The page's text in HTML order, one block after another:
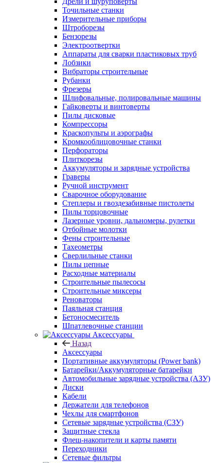
Точильные станки
Измерительные приборы
Штроборезы
Бензорезы
Электроотвертки
Аппараты для сварки пластиковых труб
Лобзики
Вибраторы строительные
Рубанки
Фрезеры
Шлифовальные, полировальные машины
Гайковерты и винтоверты
Пилы дисковые
Компрессоры
Краскопульты и аэрографы
Кромкооблицовочные станки
Перфораторы
Плиткорезы
Аккумуляторы и зарядные устройства
Граверы
Ручной инструмент
Сварочное оборудование
Степлеры и гвоздезабивные пистолеты
Пилы торцовочные
Лазерные уровни, дальномеры, рулетки
Отбойные молотки
Фены строительные
Тахеометры
Сверлильные станки
Пилы цепные
Расходные материалы
Строительные пылесосы
Строительные миксеры
Реноваторы
Паяльная станция
Бетоносмеситель
Шпатлевочные станции
Аксессуары
Назад
Аксессуары
Портативные аккумуляторы (Power bank)
Батарейки/Аккумуляторные батарейки
Автомобильные зарядные устройства (АЗУ)
Диски
Кабели
Держатели для телефонов
Чехлы для смартфонов
Сетевые зарядные устройства (СЗУ)
Защитные стекла
Флеш-накопители и карты памяти
Переходники
Сетевые фильтры